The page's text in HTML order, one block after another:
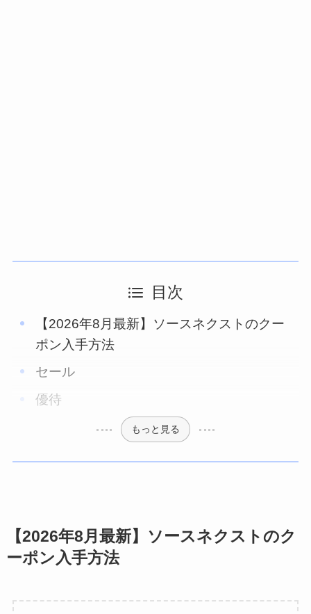
目次
【2026年8月最新】ソースネクストのクー
ポン入手方法
セール
優待
もっと見る
【2026年8月最新】ソースネクストのク
ーポン入手方法